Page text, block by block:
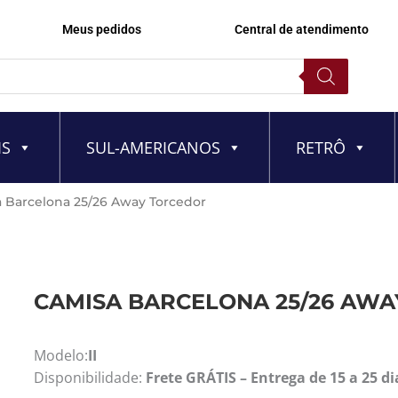
Meus pedidos Central de atendimento
SUL-AMERICANOS RETRÔ
Barcelona 25/26 Away Torcedor
CAMISA BARCELONA 25/26
Modelo:II
Disponibilidade: Frete GRÁTIS – Entrega de 15 a 25